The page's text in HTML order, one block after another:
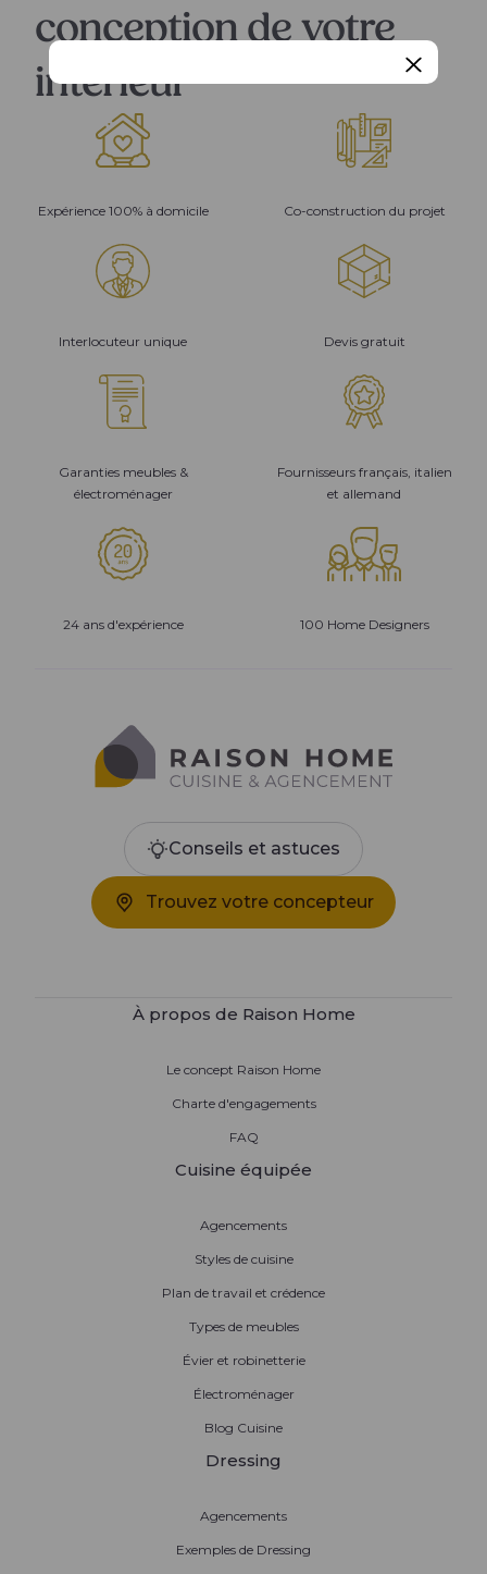
conception de votre
intérieur
Expérience 100% à domicile Co-construction du projet
Interlocuteur unique Devis gratuit
Garanties meubles &
électroménager
Fournisseurs français, italien
et allemand
24 ans d'expérience 100 Home Designers
Conseils et astuces
Trouvez votre concepteur
À propos de Raison Home
Le concept Raison Home
Charte d'engagements
FAQ
Cuisine équipée
Agencements
Styles de cuisine
Plan de travail et crédence
Types de meubles
Évier et robinetterie
Électroménager
Blog Cuisine
Dressing
Agencements
Exemples de Dressing